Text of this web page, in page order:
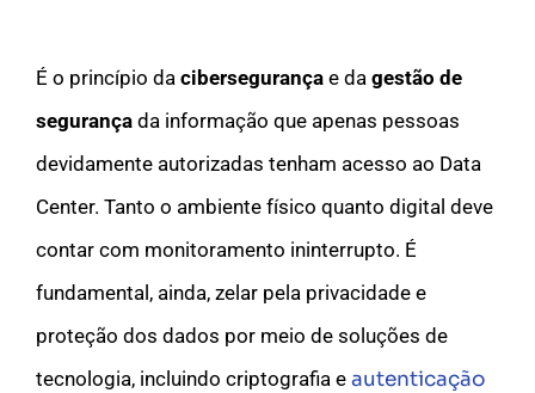
É o princípio da cibersegurança e da gestão de
segurança da informação que apenas pessoas
devidamente autorizadas tenham acesso ao Data
Center. Tanto o ambiente físico quanto digital deve
contar com monitoramento ininterrupto. É
fundamental, ainda, zelar pela privacidade e
proteção dos dados por meio de soluções de
tecnologia, incluindo criptografia e autenticação